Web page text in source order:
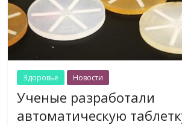
Здоровье Новости
Ученые разработали
автоматическую